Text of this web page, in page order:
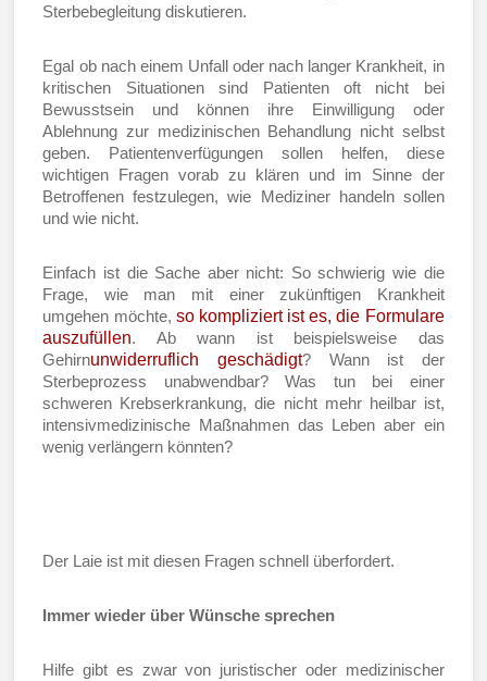
Sterbebegleitung diskutieren.
Egal ob nach einem Unfall oder nach langer Krankheit, in
kritischen Situationen sind Patienten oft nicht bei
Bewusstsein und können ihre Einwilligung oder
Ablehnung zur medizinischen Behandlung nicht selbst
geben. Patientenverfügungen sollen helfen, diese
wichtigen Fragen vorab zu klären und im Sinne der
Betroffenen festzulegen, wie Mediziner handeln sollen
und wie nicht.
Einfach ist die Sache aber nicht: So schwierig wie die
Frage, wie man mit einer zukünftigen Krankheit
umgehen möchte, so kompliziert ist es, die Formulare
auszufüllen. Ab wann ist beispielsweise das
Gehirnunwiderruflich geschädigt? Wann ist der
Sterbeprozess unabwendbar? Was tun bei einer
schweren Krebserkrankung, die nicht mehr heilbar ist,
intensivmedizinische Maßnahmen das Leben aber ein
wenig verlängern könnten?
Der Laie ist mit diesen Fragen schnell überfordert.
Immer wieder über Wünsche sprechen
Hilfe gibt es zwar von juristischer oder medizinischer